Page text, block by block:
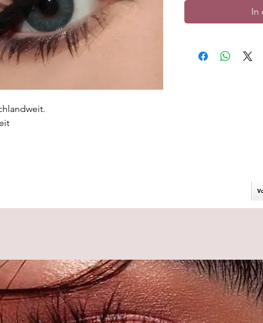
der Kontaktlinsen)
inkl Behälter versendet
von 12 Monaten nach dem Öffnen
bis zu 5 Jahre lang haltbar.
in der Farbe "Silky Blue" aus der
In